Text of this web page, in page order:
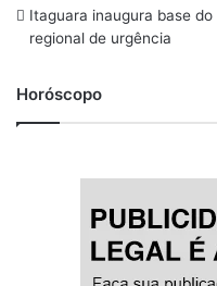
Itaguara inaugura base
regional de urgência
Horóscopo